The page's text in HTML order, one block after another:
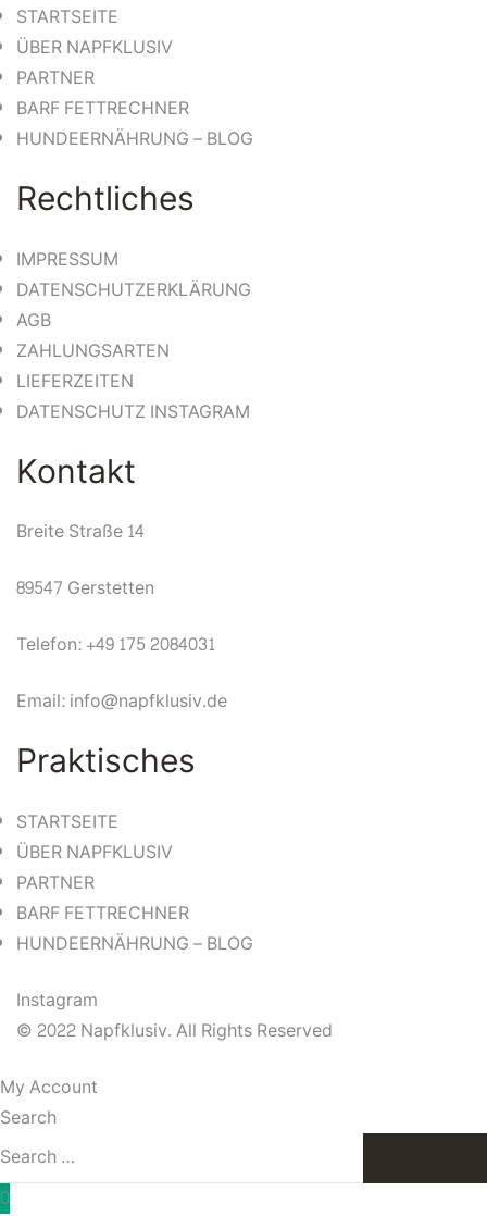
STARTSEITE
ÜBER NAPFKLUSIV
PARTNER
BARF FETTRECHNER
HUNDEERNÄHRUNG – BLOG
Rechtliches
IMPRESSUM
DATENSCHUTZERKLÄRUNG
AGB
ZAHLUNGSARTEN
LIEFERZEITEN
DATENSCHUTZ INSTAGRAM
Kontakt
Breite Straße 14
89547 Gerstetten
Telefon: +49 175 2084031
Email: info@napfklusiv.de
Praktisches
STARTSEITE
ÜBER NAPFKLUSIV
PARTNER
BARF FETTRECHNER
HUNDEERNÄHRUNG – BLOG
Instagram
© 2022 Napfklusiv. All Rights Reserved
My Account
Search
Search
for:
0